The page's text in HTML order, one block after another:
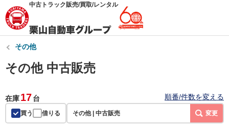
中古トラック販売/買取/レンタル
その他
その他 中古販売
在庫17台 順番/件数を変える
買う 借りる その他 | 中古販売 変更